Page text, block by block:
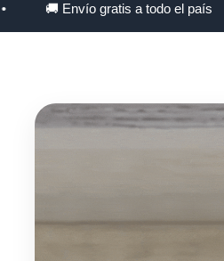
🚚 Envío gratis a todo el país •